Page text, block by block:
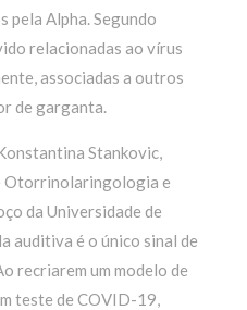
pela Alpha. Segundo
relacionadas ao vírus
associadas a outros
de garganta.
Stankovic,
Otorrinolaringologia e
da Universidade de
auditiva é o único sinal de
recriarem um modelo de
teste de COVID-19,